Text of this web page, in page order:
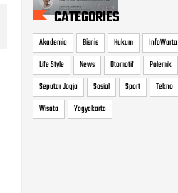
CATEGORIES
Akademia Bisnis Hukum InfoWarta
Life Style
News Otomotif
Polemik
Seputar Jogja
Sosial Sport Tekno
Wisata
Yogyakarta